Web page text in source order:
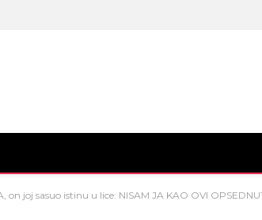
joj sasuo istinu u lice: NISAM JA KAO OVI